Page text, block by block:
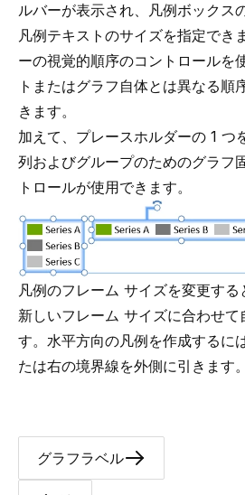
ルバーが表示され、凡例ボックス
凡例テキストのサイズを指定でき
ーの視覚的順序のコントロールを
トまたはグラフ自体とは異なる順
きます。
加えて、プレースホルダーの 1 つ
列およびグループのためのグラフ
トロールが使用できます。
凡例のフレーム サイズを変更す
新しいフレーム サイズに合わせて
す。水平方向の凡例を作成するに
たは右の境界線を外側に引きます。
グラフラベル